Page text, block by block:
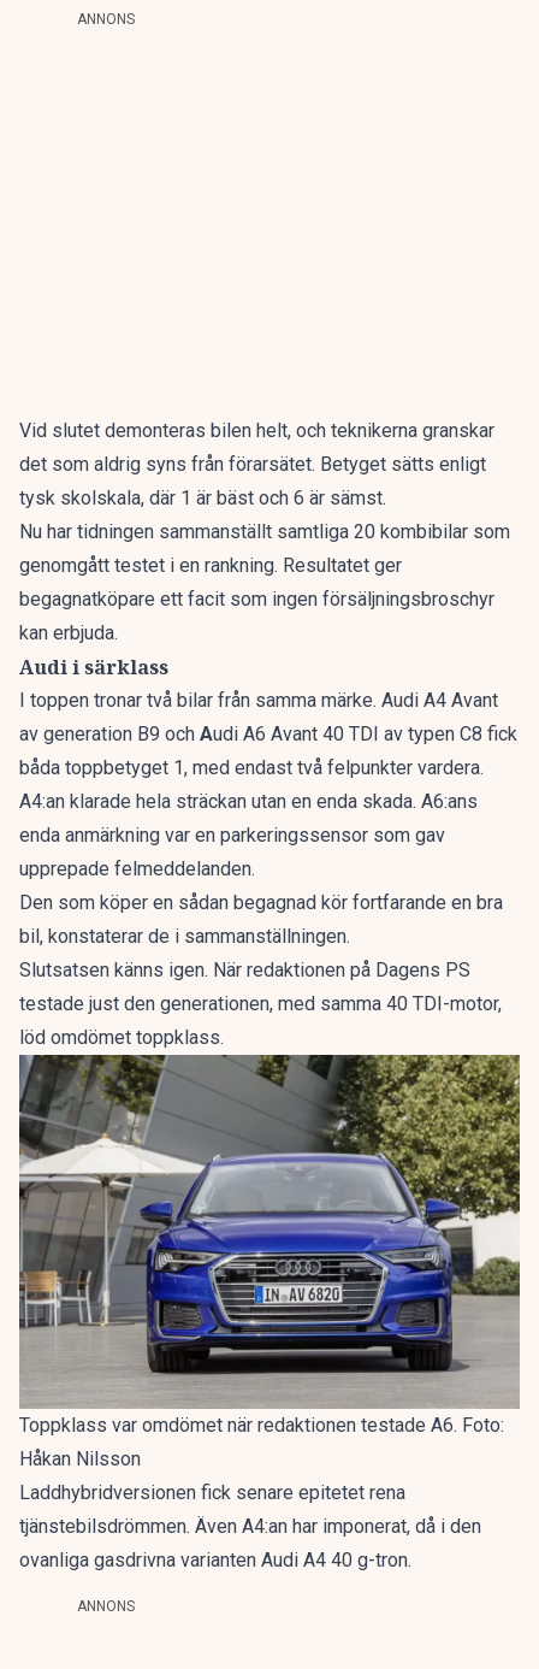
ANNONS
Vid slutet demonteras bilen helt, och teknikerna granskar
det som aldrig syns från förarsätet. Betyget sätts enligt
tysk skolskala, där 1 är bäst och 6 är sämst.
Nu har tidningen sammanställt samtliga 20 kombibilar som
genomgått testet i en rankning. Resultatet ger
begagnatköpare ett facit som ingen försäljningsbroschyr
kan erbjuda.
Audi i särklass
I toppen tronar två bilar från samma märke. Audi A4 Avant
av generation B9 och Audi A6 Avant 40 TDI av typen C8 fick
båda toppbetyget 1, med endast två felpunkter vardera.
A4:an klarade hela sträckan utan en enda skada. A6:ans
enda anmärkning var en parkeringssensor som gav
upprepade felmeddelanden.
Den som köper en sådan begagnad kör fortfarande en bra
bil, konstaterar de i sammanställningen.
Slutsatsen känns igen. När redaktionen på Dagens PS
testade just den generationen, med samma 40 TDI-motor,
löd omdömet toppklass.
Toppklass var omdömet när redaktionen testade A6. Foto:
Håkan Nilsson
Laddhybridversionen fick senare epitetet rena
tjänstebilsdrömmen. Även A4:an har imponerat, då i den
ovanliga gasdrivna varianten Audi A4 40 g-tron.
ANNONS